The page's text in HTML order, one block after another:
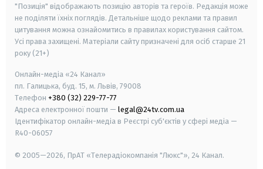
"Позиція" відображають позицію авторів та героїв. Редакція може
не поділяти їхніх поглядів. Детальніше щодо реклами та правил
цитування можна ознайомитись в правилах користування сайтом.
Усі права захищені. Матеріали сайту призначені для осіб старше 21
року (21+)
Онлайн-медіа «24 Канал»
пл. Галицька, буд. 15, м. Львів, 79008
Телефон +380 (32) 229-77-77
Адреса електронної пошти — legal@24tv.com.ua
Ідентифікатор онлайн-медіа в Реєстрі суб'єктів у сфері медіа —
R40-06057
© 2005—2026, ПрАТ «Телерадіокомпанія "Люкс"», 24 Канал.